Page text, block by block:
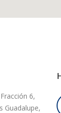
6,
Guadalupe,